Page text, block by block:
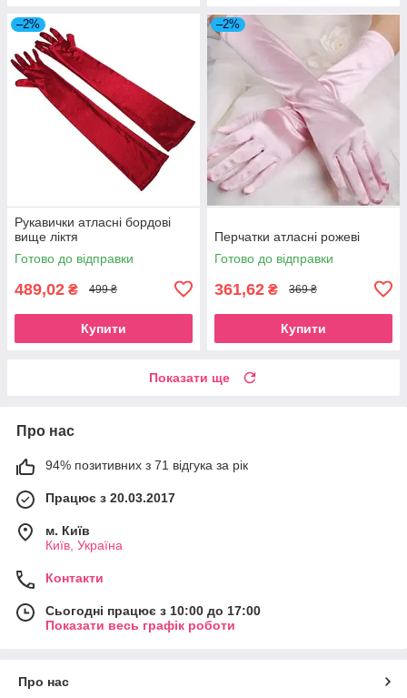
–2%
Рукавички атласні бордові
вище ліктя
Готово до відправки
489,02 ₴ 499 ₴
Купити
–2%
Перчатки атласні рожеві
Готово до відправки
361,62 ₴ 369 ₴
Купити
Показати ще
Про нас
94% позитивних з 71 відгука за рік
Працює з 20.03.2017
м. Київ
Київ, Україна
Контакти
Сьогодні працює з 10:00 до 17:00
Показати весь графік роботи
Про нас